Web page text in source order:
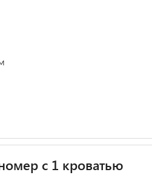
с 1 кроватью